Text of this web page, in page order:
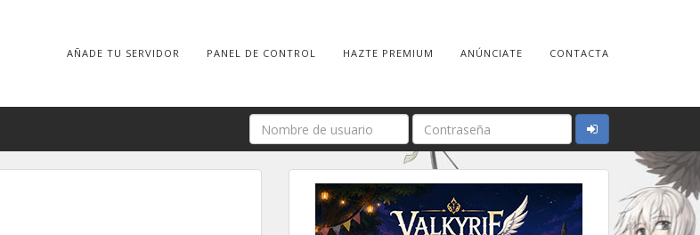
AÑADE TU SERVIDOR PANEL DE CONTROL HAZTE PREMIUM ANÚNCIATE CONTACTA